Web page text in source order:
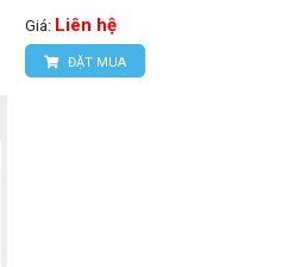
Giá: Liên hệ
ĐẶT MUA